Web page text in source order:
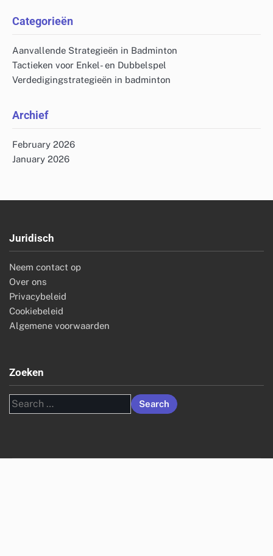
Categorieën
Aanvallende Strategieën in Badminton
Tactieken voor Enkel- en Dubbelspel
Verdedigingstrategieën in badminton
Archief
February 2026
January 2026
Juridisch
Neem contact op
Over ons
Privacybeleid
Cookiebeleid
Algemene voorwaarden
Zoeken
Search
for: